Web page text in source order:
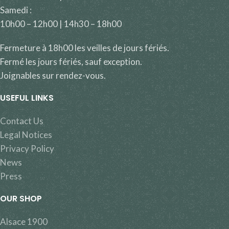
Samedi :
10h00 – 12h00 | 14h30 – 18h00
Fermeture à 18h00 les veilles de jours fériés.
Fermé les jours fériés, sauf exception.
Joignables sur rendez-vous.
USEFUL LINKS
Contact Us
Legal Notices
Privacy Policy
News
Press
OUR SHOP
Alsace 1900